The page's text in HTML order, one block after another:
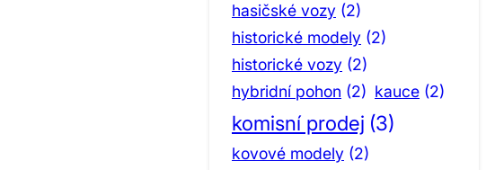
hasičské vozy (2)
historické modely (2)
historické vozy (2)
hybridní pohon (2) kauce (2)
komisní prodej (3)
kovové modely (2)